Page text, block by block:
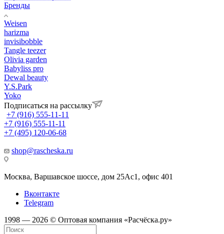
Бренды
Weisen
harizma
invisibobble
Tangle teezer
Olivia garden
Babyliss pro
Dewal beauty
Y.S.Park
Yoko
Подписаться на рассылку
+7 (916) 555-11-11
+7 (916) 555-11-11
+7 (495) 120-06-68
shop@rascheska.ru
Москва, Варшавское шоссе, дом 25Аc1, офис 401
Вконтакте
Telegram
1998 — 2026 © Оптовая компания «Расчёска.ру»